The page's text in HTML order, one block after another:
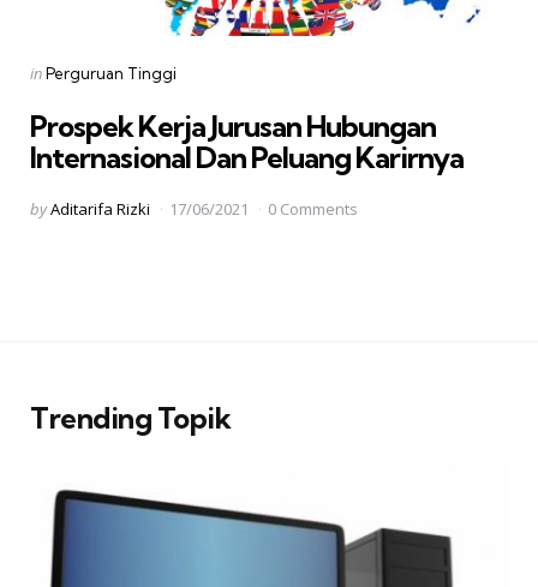
Categories
Posted
inPerguruan Tinggi
Prospek Kerja Jurusan Hubungan
Internasional Dan Peluang Karirnya
Posted
byAditarifa Rizki 17/06/2021 0 Comments
Trending Topik